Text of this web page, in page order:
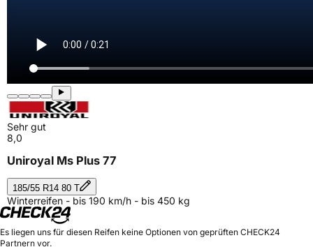
Sehr gut
8,0
Uniroyal Ms Plus 77
185/55 R14 80 T
Winterreifen - bis 190 km/h - bis 450 kg
Es liegen uns für diesen Reifen keine Optionen von geprüften CHECK24
Partnern vor.